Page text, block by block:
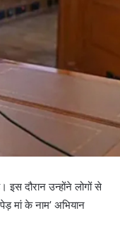
इस दौरान उन्होंने लोगों से
मां के नाम’ अभियान